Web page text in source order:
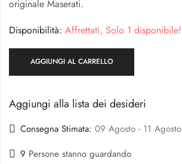
originale Maserati.
Disponibilità: Affrettati, Solo 1 disponibile!
AGGIUNGI AL CARRELLO
Aggiungi alla lista dei desideri
Consegna Stimata: 09 Agosto - 11 Agosto
9 Persone stanno guardando